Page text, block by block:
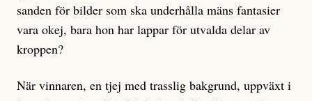
sanden för bilder som ska underhålla mäns fantasier
vara okej, bara hon har lappar för utvalda delar av
kroppen?
När vinnaren, en tjej med trasslig bakgrund, uppväxt i